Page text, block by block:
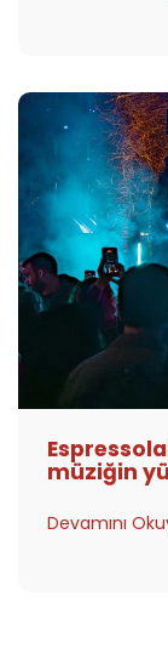
müziğin
Devamını